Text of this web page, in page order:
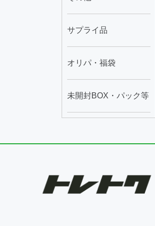
サプライ品
オリパ・福袋
未開封BOX・パック等